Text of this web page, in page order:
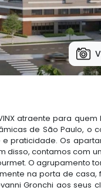
atraente para
de São Paulo, o
praticidade. Os
disso, contamos com
O agrupamento
na porta de casa,
Gronchi aos seus